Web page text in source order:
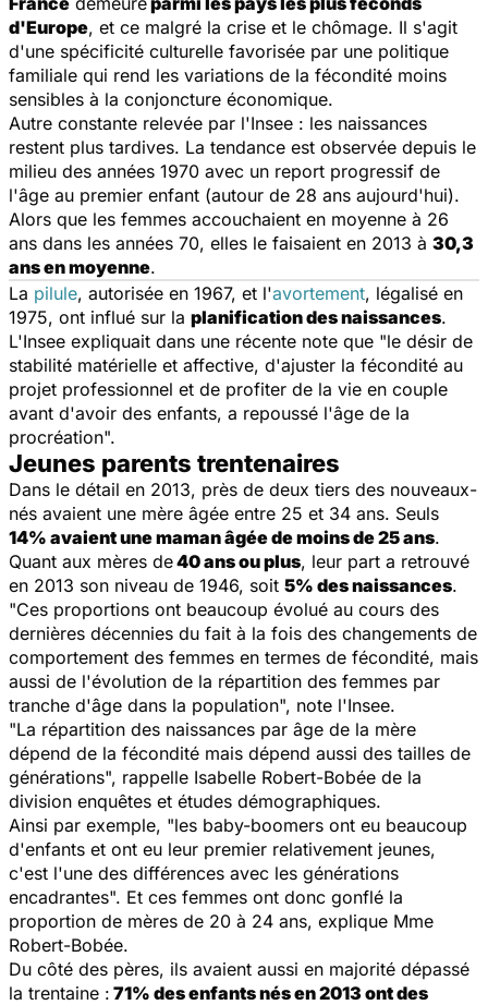
d'Europe, et ce malgré la crise et le chômage. Il s'agit
d'une spécificité culturelle favorisée par une politique
familiale qui rend les variations de la fécondité moins
sensibles à la conjoncture économique.
Autre constante relevée par l'Insee : les naissances
restent plus tardives. La tendance est observée depuis le
milieu des années 1970 avec un report progressif de
l'âge au premier enfant (autour de 28 ans aujourd'hui).
Alors que les femmes accouchaient en moyenne à 26
ans dans les années 70, elles le faisaient en 2013 à 30,3
ans en moyenne.
La pilule, autorisée en 1967, et l'avortement, légalisé en
1975, ont influé sur la planification des naissances.
L'Insee expliquait dans une récente note que "le désir de
stabilité matérielle et affective, d'ajuster la fécondité au
projet professionnel et de profiter de la vie en couple
avant d'avoir des enfants, a repoussé l'âge de la
procréation".
Jeunes parents trentenaires
Dans le détail en 2013, près de deux tiers des nouveaux-
nés avaient une mère âgée entre 25 et 34 ans. Seuls
14% avaient une maman âgée de moins de 25 ans.
Quant aux mères de40 ans ou plus, leur part a retrouvé
en 2013 son niveau de 1946, soit 5% des naissances.
"Ces proportions ont beaucoup évolué au cours des
dernières décennies du fait à la fois des changements de
comportement des femmes en termes de fécondité, mais
aussi de l'évolution de la répartition des femmes par
tranche d'âge dans la population", note l'Insee.
"La répartition des naissances par âge de la mère
dépend de la fécondité mais dépend aussi des tailles de
générations", rappelle Isabelle Robert-Bobée de la
division enquêtes et études démographiques.
Ainsi par exemple, "les baby-boomers ont eu beaucoup
d'enfants et ont eu leur premier relativement jeunes,
c'est l'une des différences avec les générations
encadrantes". Et ces femmes ont donc gonflé la
proportion de mères de 20 à 24 ans, explique Mme
Robert-Bobée.
Du côté des pères, ils avaient aussi en majorité dépassé
la trentaine : 71% des enfants nés en 2013 ont des